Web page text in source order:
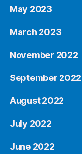
May 2023
March 2023
November 2022
September 2022
August 2022
July 2022
June 2022